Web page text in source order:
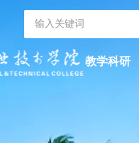
教学科研